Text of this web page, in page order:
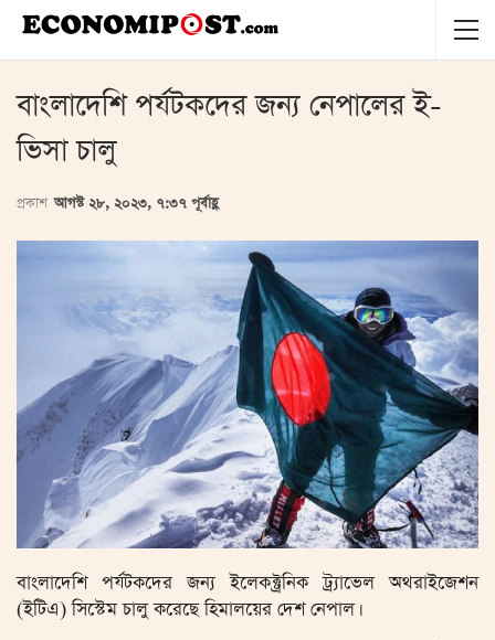
বাংলাদে‌শি পর্যটকদের জন্য নেপালের ই-
ভিসা চালু
প্রকাশ আগস্ট ২৮, ২০২৩, ৭:৩৭ পূর্বাহ্ণ
বাংলাদেশি পর্যটকদের জন্য ইলেকক্ট্রনিক ট্র্যাভেল অথরাইজেশন
(ইটিএ) সিস্টেম চালু করেছে হিমালয়ের দেশ নেপাল।